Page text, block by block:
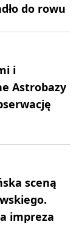
do rowu
i
Astrobazy
sceną
impreza